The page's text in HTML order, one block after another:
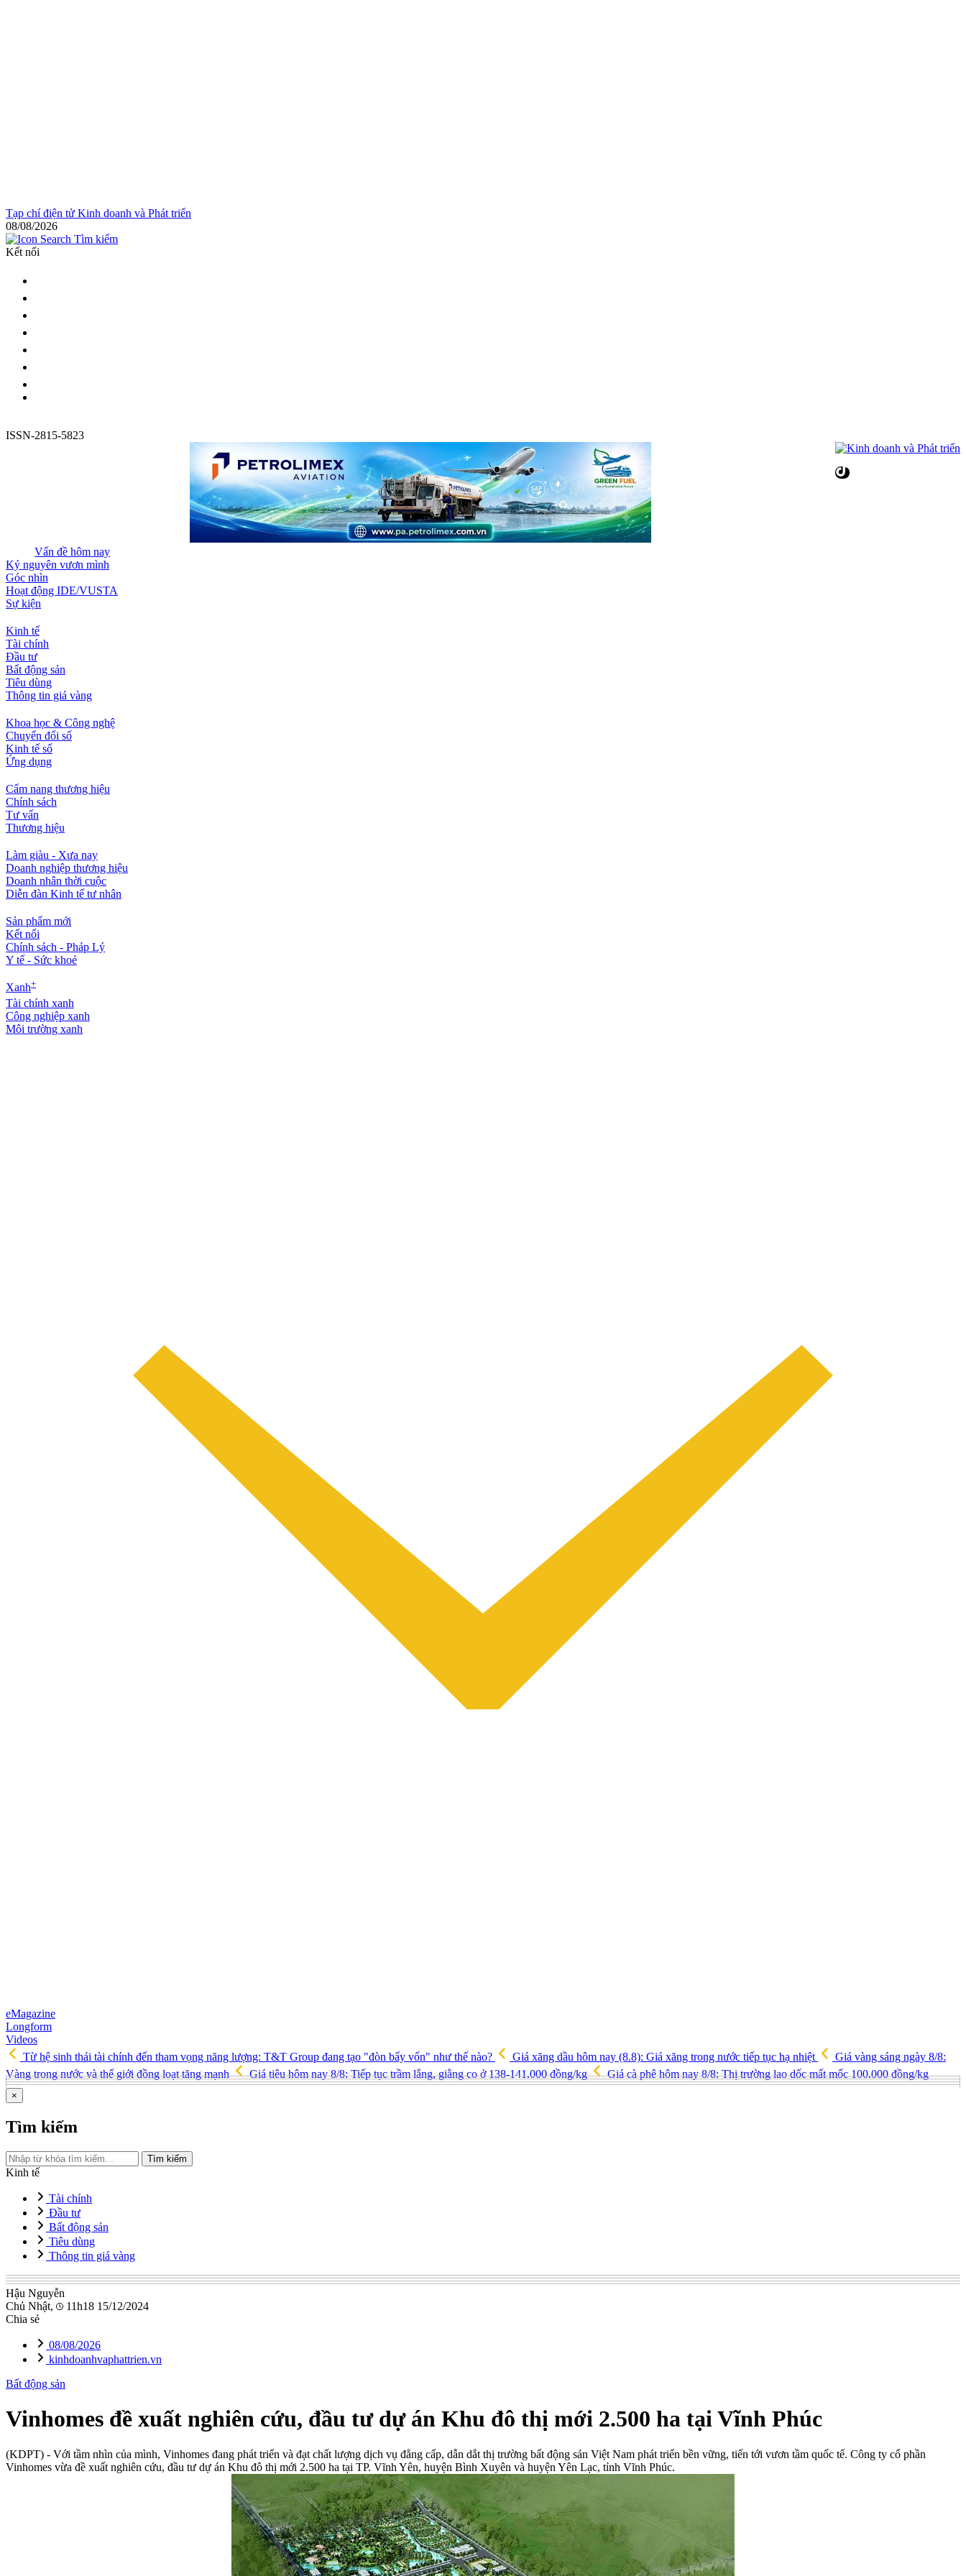
Tạp chí điện tử Kinh doanh và Phát triển
08/08/2026
Tìm kiếm
Kết nối
ISSN-2815-5823
Vấn đề hôm nay
Kỷ nguyên vươn mình
Góc nhìn
Hoạt động IDE/VUSTA
Sự kiện
Kinh tế
Tài chính
Đầu tư
Bất động sản
Tiêu dùng
Thông tin giá vàng
Khoa học & Công nghệ
Chuyển đổi số
Kinh tế số
Ứng dụng
Cẩm nang thương hiệu
Chính sách
Tư vấn
Thương hiệu
Làm giàu - Xưa nay
Doanh nghiệp thương hiệu
Doanh nhân thời cuộc
Diễn đàn Kinh tế tư nhân
Sản phẩm mới
Kết nối
Chính sách - Pháp Lý
Y tế - Sức khoẻ
Xanh+
Tài chính xanh
Công nghiệp xanh
Môi trường xanh
eMagazine
Longform
Videos
Từ hệ sinh thái tài chính đến tham vọng năng lượng: T&T Group đang tạo "đòn bẩy vốn" như thế nào?
Giá xăng dầu hôm nay (8.8): Giá xăng trong nước tiếp tục hạ nhiệt
Giá vàng sáng ngày 8/8:
Vàng trong nước và thế giới đồng loạt tăng mạnh
Giá tiêu hôm nay 8/8: Tiếp tục trầm lắng, giằng co ở 138-141.000 đồng/kg Giá cà phê hôm nay 8/8: Thị trường lao dốc mất mốc 100.000 đồng/kg
×
Tìm kiếm
Tìm kiếm
Kinh tế
Tài chính
Đầu tư
Bất động sản
Tiêu dùng
Thông tin giá vàng
Hậu Nguyễn
Chủ Nhật,
11h18 15/12/2024
Chia sẻ
08/08/2026
kinhdoanhvaphattrien.vn
Bất động sản
Vinhomes đề xuất nghiên cứu, đầu tư dự án Khu đô thị mới 2.500 ha tại Vĩnh Phúc
(KDPT) - Với tầm nhìn của mình, Vinhomes đang phát triển và đạt chất lượng dịch vụ đẳng cấp, dẫn dắt thị trường bất động sản Việt Nam phát triển bền vững, tiến tới vươn tầm quốc tế. Công ty cổ phần
Vinhomes vừa đề xuất nghiên cứu, đầu tư dự án Khu đô thị mới 2.500 ha tại TP. Vĩnh Yên, huyện Bình Xuyên và huyện Yên Lạc, tỉnh Vĩnh Phúc.